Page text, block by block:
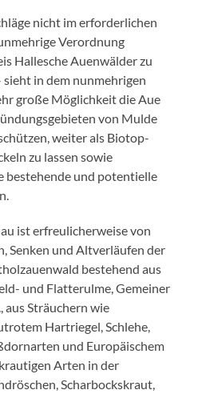
nicht im erforderlichen
Verordnung
Hallesche Auenwälder zu
sieht in dem nunmehrigen
große Möglichkeit die Aue
von Mulde
weiter als Biotop-
zu lassen sowie
bestehende und potentielle
ist erfreulicherweise von
Senken und Altverläufen der
bestehend aus
und Flatterulme, Gemeiner
aus Sträuchern wie
Hartriegel, Schlehe,
und Europäischem
Arten in der
Scharbockskraut,